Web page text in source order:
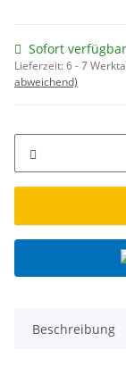
Sofort verfügbar
Lieferzeit:6 - 7
abweichend)
Beschreibung